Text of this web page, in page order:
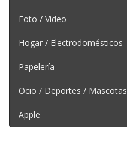
Foto / Video
Hogar / Electrodomésticos
Papelería
Ocio / Deportes / Mascotas
Apple